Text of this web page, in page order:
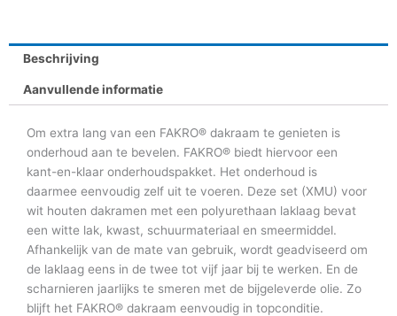
Beschrijving
Aanvullende informatie
Om extra lang van een FAKRO® dakraam te genieten is
onderhoud aan te bevelen. FAKRO® biedt hiervoor een
kant-en-klaar onderhoudspakket. Het onderhoud is
daarmee eenvoudig zelf uit te voeren. Deze set (XMU) voor
wit houten dakramen met een polyurethaan laklaag bevat
een witte lak, kwast, schuurmateriaal en smeermiddel.
Afhankelijk van de mate van gebruik, wordt geadviseerd om
de laklaag eens in de twee tot vijf jaar bij te werken. En de
scharnieren jaarlijks te smeren met de bijgeleverde olie. Zo
blijft het FAKRO® dakraam eenvoudig in topconditie.